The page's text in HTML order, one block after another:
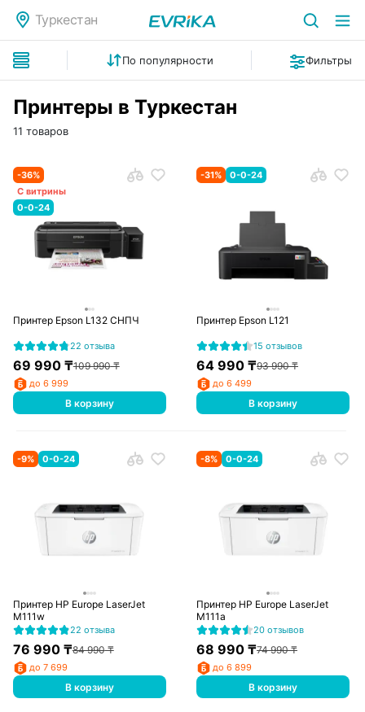
Туркестан
По популярности Фильтры
Принтеры в Туркестан
11 товаров
-36%
С витрины
0-0-24
Принтер Epson L132 СНПЧ
22 отзыва
69 990₸109 990₸
до 6 999
В корзину
-31% 0-0-24
Принтер Epson L121
15 отзывов
64 990 ₸93 990₸
до 6 499
В корзину
-9% 0-0-24
Принтер HP Europe LaserJet
M111w
22 отзыва
76 990₸84 990₸
до 7 699
В корзину
-8% 0-0-24
Принтер HP Europe LaserJet
M111a
20 отзывов
68 990 ₸74 990₸
до 6 899
В корзину